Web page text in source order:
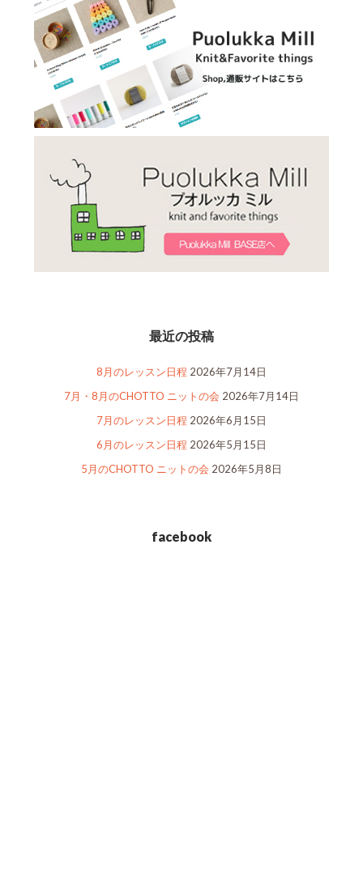
最近の投稿
8月のレッスン日程 2026年7月14日
7月・8月のCHOTTO ニットの会 2026年7月14日
7月のレッスン日程 2026年6月15日
6月のレッスン日程 2026年5月15日
5月のCHOTTO ニットの会 2026年5月8日
facebook